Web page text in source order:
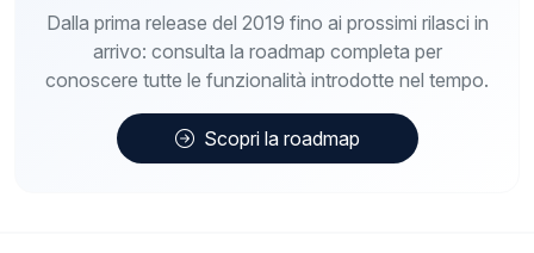
Dalla prima release del 2019 fino ai prossimi rilasci in
arrivo: consulta la roadmap completa per
conoscere tutte le funzionalità introdotte nel tempo.
Scopri la roadmap